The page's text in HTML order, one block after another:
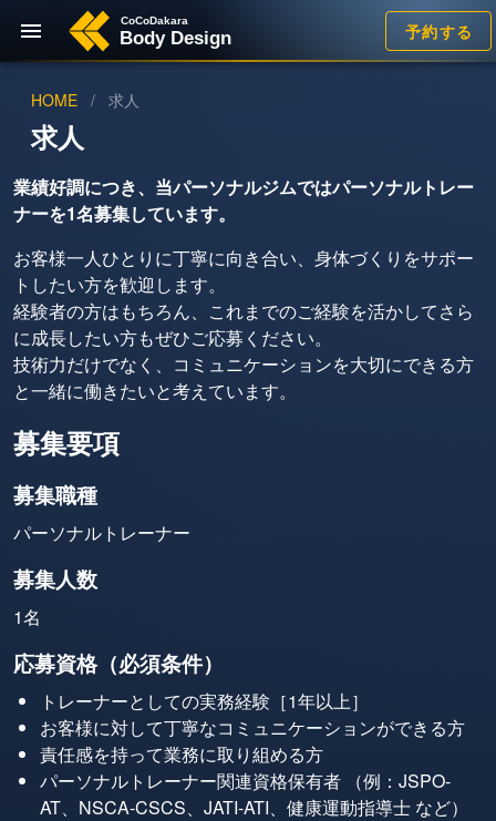
予約する
HOME / 求人
求人
業績好調につき、当パーソナルジムではパーソナルトレー
ナーを1名募集しています。
お客様一人ひとりに丁寧に向き合い、身体づくりをサポー
トしたい方を歓迎します。
経験者の方はもちろん、これまでのご経験を活かしてさら
に成長したい方もぜひご応募ください。
技術力だけでなく、コミュニケーションを大切にできる方
と一緒に働きたいと考えています。
募集要項
募集職種
パーソナルトレーナー
募集人数
1名
応募資格（必須条件）
トレーナーとしての実務経験［1年以上］
お客様に対して丁寧なコミュニケーションができる方
責任感を持って業務に取り組める方
パーソナルトレーナー関連資格保有者 （例：JSPO-
AT、NSCA-CSCS、JATI-ATI、健康運動指導士 など）